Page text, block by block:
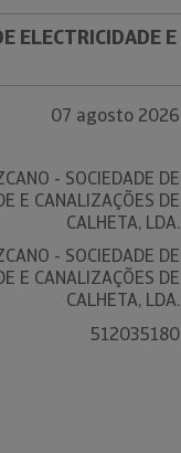
ELECTRICIDADE E
07 agosto 2026
- SOCIEDADE DE
E CANALIZAÇÕES DE
CALHETA, LDA.
- SOCIEDADE DE
E CANALIZAÇÕES DE
CALHETA, LDA.
512035180